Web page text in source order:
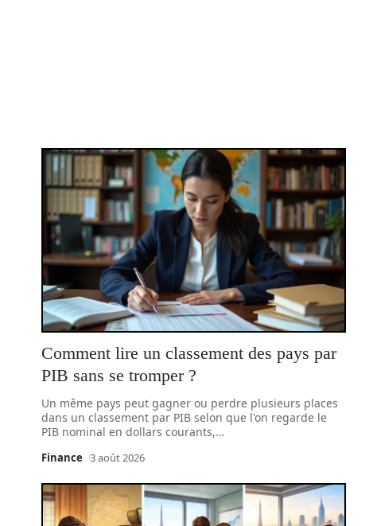
Comment lire un classement des pays par
PIB sans se tromper ?
Un même pays peut gagner ou perdre plusieurs places
dans un classement par PIB selon que l'on regarde le
PIB nominal en dollars courants,…
Finance 3 août 2026